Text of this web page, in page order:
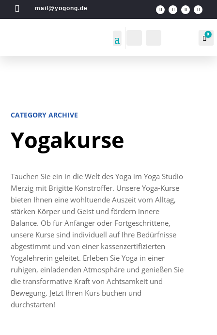
 mail@yogong.de
0
CATEGORY ARCHIVE
Yogakurse
Tauchen Sie ein in die Welt des Yoga im Yoga Studio
Merzig mit Brigitte Konstroffer. Unsere Yoga-Kurse
bieten Ihnen eine wohltuende Auszeit vom Alltag,
stärken Körper und Geist und fördern innere
Balance. Ob für Anfänger oder Fortgeschrittene,
unsere Kurse sind individuell auf Ihre Bedürfnisse
abgestimmt und von einer kassenzertifizierten
Yogalehrerin geleitet. Erleben Sie Yoga in einer
ruhigen, einladenden Atmosphäre und genießen Sie
die transformative Kraft von Achtsamkeit und
Bewegung. Jetzt Ihren Kurs buchen und
durchstarten!